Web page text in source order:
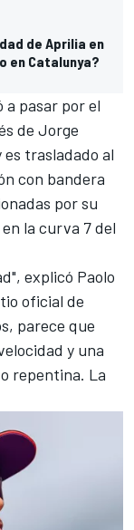
de Aprilia en
en Catalunya?
a pasar por el
de Jorge
trasladado al
con bandera
por su
la curva 7 del
explicó Paolo
oficial de
parece que
y una
repentina. La